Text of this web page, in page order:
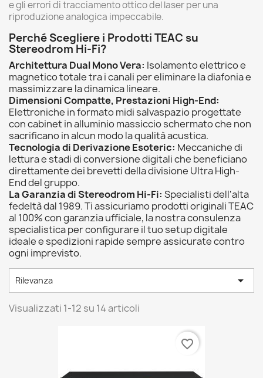
e gli errori di tracciamento ottico del laser per una
riproduzione analogica impeccabile.
Perché Scegliere i Prodotti TEAC su
Stereodrom Hi-Fi?
Architettura Dual Mono Vera: Isolamento elettrico e
magnetico totale tra i canali per eliminare la diafonia e
massimizzare la dinamica lineare.
Dimensioni Compatte, Prestazioni High-End:
Elettroniche in formato midi salvaspazio progettate
con cabinet in alluminio massiccio schermato che non
sacrificano in alcun modo la qualità acustica.
Tecnologia di Derivazione Esoteric: Meccaniche di
lettura e stadi di conversione digitali che beneficiano
direttamente dei brevetti della divisione Ultra High-
End del gruppo.
La Garanzia di Stereodrom Hi-Fi: Specialisti dell'alta
fedeltà dal 1989. Ti assicuriamo prodotti originali TEAC
al 100% con garanzia ufficiale, la nostra consulenza
specialistica per configurare il tuo setup digitale
ideale e spedizioni rapide sempre assicurate contro
ogni imprevisto.
Rilevanza 
Visualizzati 1-12 su 14 articoli
favorite_border